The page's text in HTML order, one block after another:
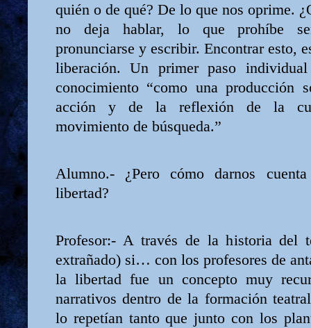
quién o de qué? De lo que nos oprime.
no deja hablar, lo que prohíbe
pronunciarse y escribir. Encontrar esto,
liberación. Un primer paso
conocimiento “como una producción
acción y de la reflexión de la
movimiento de búsqueda.”
Alumno.- ¿Pero cómo darnos
libertad?
Profesor:- A través de la historia del
extrañado) si… con los profesores de
la libertad fue un concepto muy
narrativos dentro de la formación
lo repetían tanto que junto con los